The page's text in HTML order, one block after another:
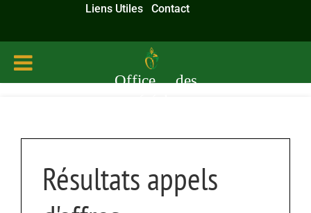
Liens Utiles Contact
Office des
Résultats appels